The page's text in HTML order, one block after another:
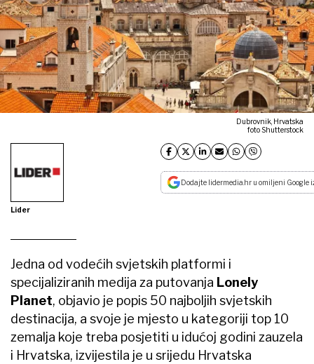
Dubrovnik, Hrvatska
foto Shutterstock
Lider
Dodajte lidermedia.hr u omiljeni Google
Jedna od vodećih svjetskih platformi i
specijaliziranih medija za putovanja Lonely
Planet, objavio je popis 50 najboljih svjetskih
destinacija, a svoje je mjesto u kategoriji top 10
zemalja koje treba posjetiti u idućoj godini zauzela
i Hrvatska, izvijestila je u srijedu Hrvatska